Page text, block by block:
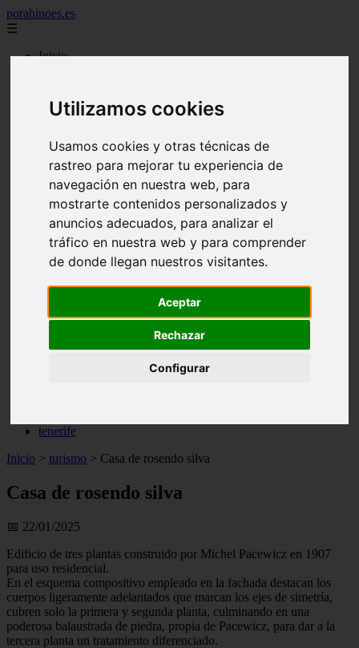
Utilizamos cookies
Usamos cookies y otras técnicas de
rastreo para mejorar tu experiencia de
navegación en nuestra web, para
mostrarte contenidos personalizados y
anuncios adecuados, para analizar el
tráfico en nuestra web y para comprender
de donde llegan nuestros visitantes.
Aceptar
Rechazar
Configurar
porahinoes.es
☰
Inicio
arena
benidorm
c cordoba
c generalidades del pais
c mendoza
c neuquen
c rio negro
c santa fe
c tierra de fuego
c zona austral
category
tenerife
Inicio > turismo > Casa de rosendo silva
Casa de rosendo silva
📅 22/01/2025
Edificio de tres plantas construido por Michel Pacewicz en 1907
para uso residencial.
En el esquema compositivo empleado en la fachada destacan los
cuerpos ligeramente adelantados que marcan los ejes de simetría,
cubren solo la primera y segunda planta, culminando en una
poderosa balaustrada de piedra, propia de Pacewicz, para dar a la
tercera planta un tratamiento diferenciado.